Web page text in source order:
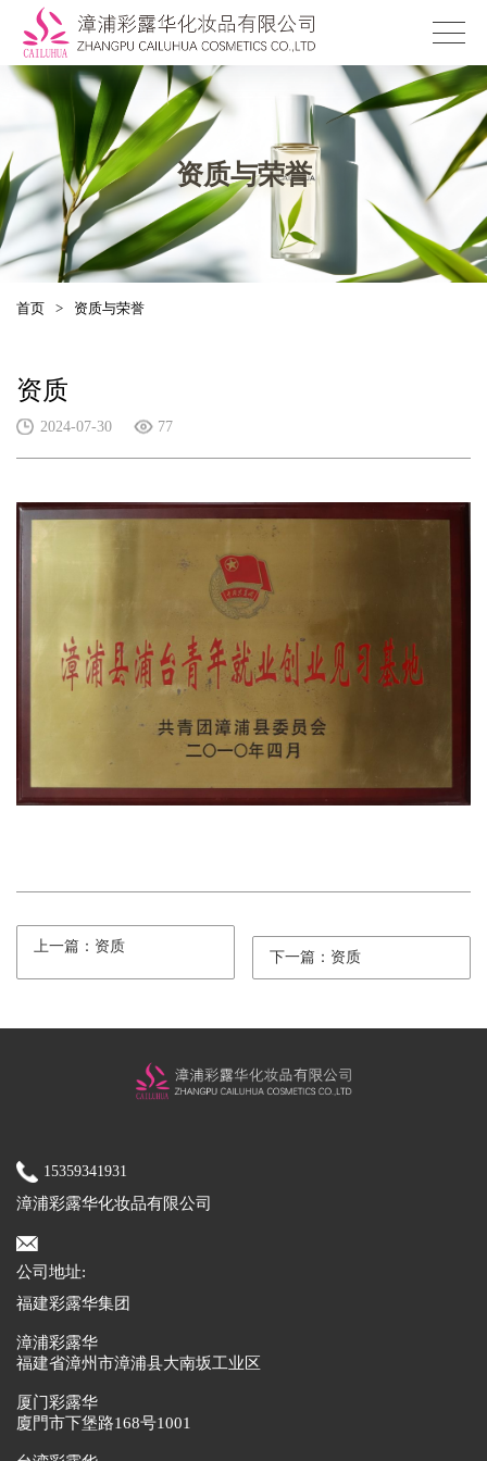
资质与荣誉
首页 > 资质与荣誉
资质
2024-07-30 77
上一篇：资质
下一篇：资质
15359341931
漳浦彩露华化妆品有限公司
公司地址:
福建彩露华集团
漳浦彩露华
福建省漳州市漳浦县大南坂工业区
厦门彩露华
廈門市下堡路168号1001